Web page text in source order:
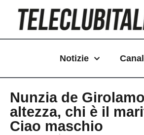
contenuto
Notizie
Nunzia de
altezza, chi è il
Ciao maschio